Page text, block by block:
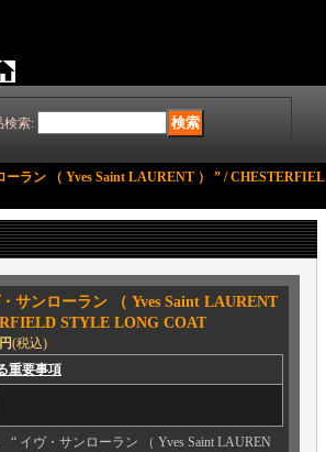
検索:
ーラン （ Yves Saint LAURENT ） ” / CHESTERFIEL
サンローラン （ Yves Saint LAURENT
STYLE LONG COAT
(税込)
重要事項
“ イヴ・サンローラン （ Yves Saint LAUREN